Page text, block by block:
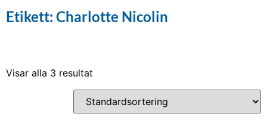
Etikett: Charlotte Nicolin
Visar alla 3 resultat